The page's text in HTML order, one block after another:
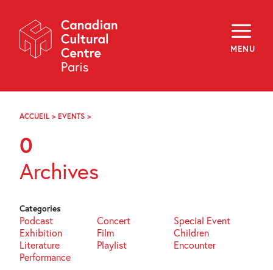
Navigation
MENU
About
Programming
Off-Site
Explore
Archives
FR
ACCUEIL > EVENTS >
0
Archives
Categories
Podcast Concert
Special Event
Exhibition
Film
Children
Literature
Playlist
Encounter
Performance